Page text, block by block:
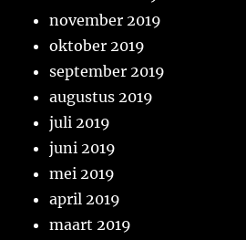
november 2019
oktober 2019
september 2019
augustus 2019
juli 2019
juni 2019
mei 2019
april 2019
maart 2019